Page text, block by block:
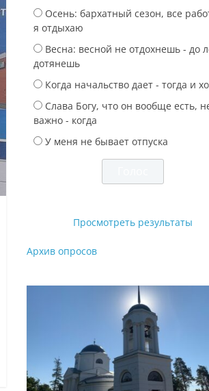
Осень: бархатный сезон, все
я отдыхаю
Весна: весной не отдохнешь - до
дотянешь
Когда начальство дает - тогда и
Слава Богу, что он вообще есть,
важно - когда
У меня не бывает отпуска
Просмотреть результаты
Архив опросов